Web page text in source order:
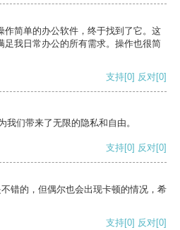
作简单的办公软件，终于找到了它。这
足我日常办公的所有需求。操作也很简
支持[0] 反对[0]
们带来了无限的隐私和自由。
支持[0] 反对[0]
错的，但偶尔也会出现卡顿的情况，希
支持[0] 反对[0]